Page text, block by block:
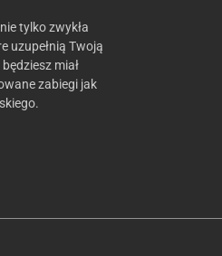
tylko zwykła
uzupełnią Twoją
miał
zabiegi jak